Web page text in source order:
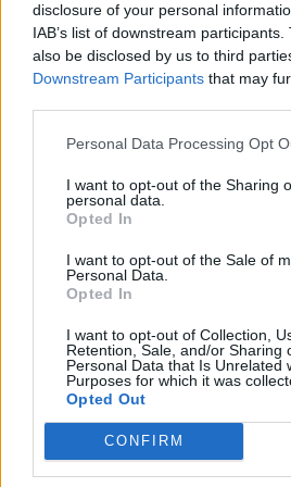
disclosure of your personal
IAB’s list of downstream
also be disclosed by us to third
Downstream Participants that may
Personal Data Processing Opt
I want to opt-out of the Sharing
personal data.
Opted In
I want to opt-out of the Sale of
Personal Data.
Opted In
I want to opt-out of Collection,
Retention, Sale, and/or Sharing
Personal Data that Is Unrelated
Purposes for which it was
Opted Out
CONFIRM